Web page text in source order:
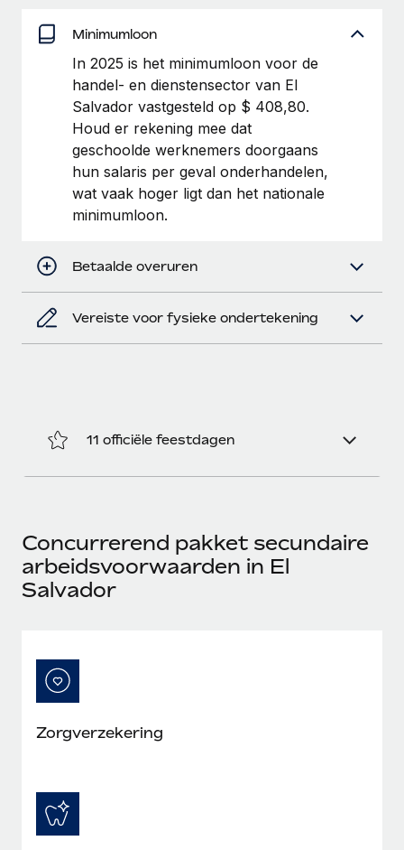
Secundaire arbeidsvoorwaarden
BLOG
Productupdates van Remote: Gusto- en Xero-
integraties en Contractor Management Plus
Het blijft de missie van Remote om alle soorten bedrijven
te helpen bij het aannemen, beheren en...
Meer informatie
Hoe Phiture 55 werknemers in 19 landen
beheert met Remote
mobiele groeiadviessector, zet zich sinds 2016...
Minimumloon
In 2025 is het minimumloon voor de
handel- en dienstensector van El
Salvador vastgesteld op $ 408,80.
Houd er rekening mee dat
geschoolde werknemers doorgaans
hun salaris per geval onderhandelen,
wat vaak hoger ligt dan het nationale
minimumloon.
Betaalde overuren
Vereiste voor fysieke ondertekening
11 officiële feestdagen
Concurrerend pakket secundaire
arbeidsvoorwaarden in El
Salvador
Zorgverzekering